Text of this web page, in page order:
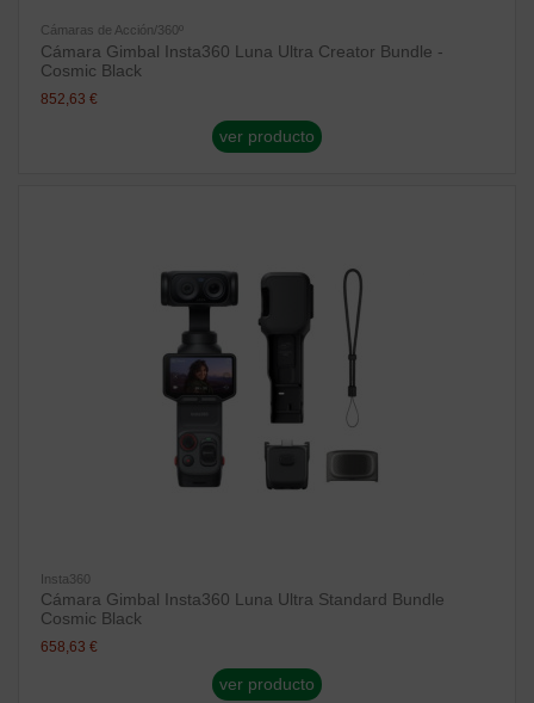
Cámaras de Acción/360º
Cámara Gimbal Insta360 Luna Ultra Creator Bundle -
Cosmic Black
852,63 €
ver producto
Insta360
Cámara Gimbal Insta360 Luna Ultra Standard Bundle
Cosmic Black
658,63 €
ver producto